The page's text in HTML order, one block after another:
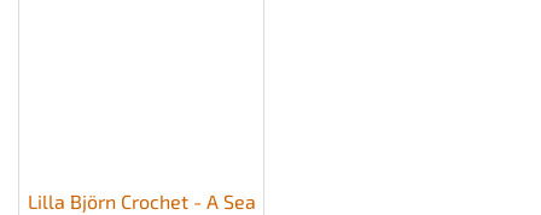
Lilla Björn Crochet - A Sea